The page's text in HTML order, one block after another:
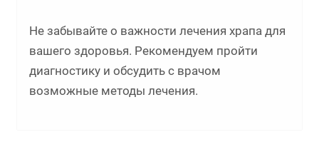
Не забывайте о важности лечения храпа для
вашего здоровья. Рекомендуем пройти
диагностику и обсудить с врачом
возможные методы лечения.